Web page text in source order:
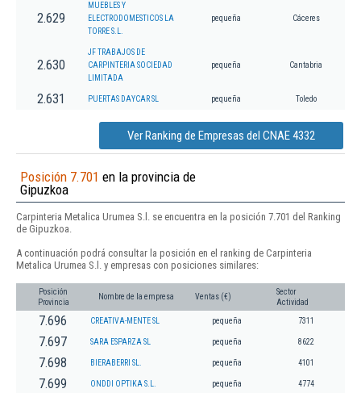
2.629
MUEBLES Y
ELECTRODOMESTICOS LA
TORRE S.L.
pequeña Cáceres
2.630
JF TRABAJOS DE
CARPINTERIA SOCIEDAD
LIMITADA
pequeña Cantabria
2.631 PUERTAS DAYCAR SL pequeña Toledo
Ver Ranking de Empresas del CNAE 4332
Posición 7.701 en la provincia de
Gipuzkoa
Carpinteria Metalica Urumea S.l. se encuentra en la posición 7.701 del Ranking
de Gipuzkoa.
A continuación podrá consultar la posición en el ranking de Carpinteria
Metalica Urumea S.l. y empresas con posiciones similares:
Posición
Provincia
Nombre de la empresa Ventas (€)
Sector
Actividad
7.696 CREATIVA-MENTE SL pequeña 7311
7.697 SARA ESPARZA SL pequeña 8622
7.698 BIERABERRI SL. pequeña 4101
7.699 ONDDI OPTIKA S.L. pequeña 4774